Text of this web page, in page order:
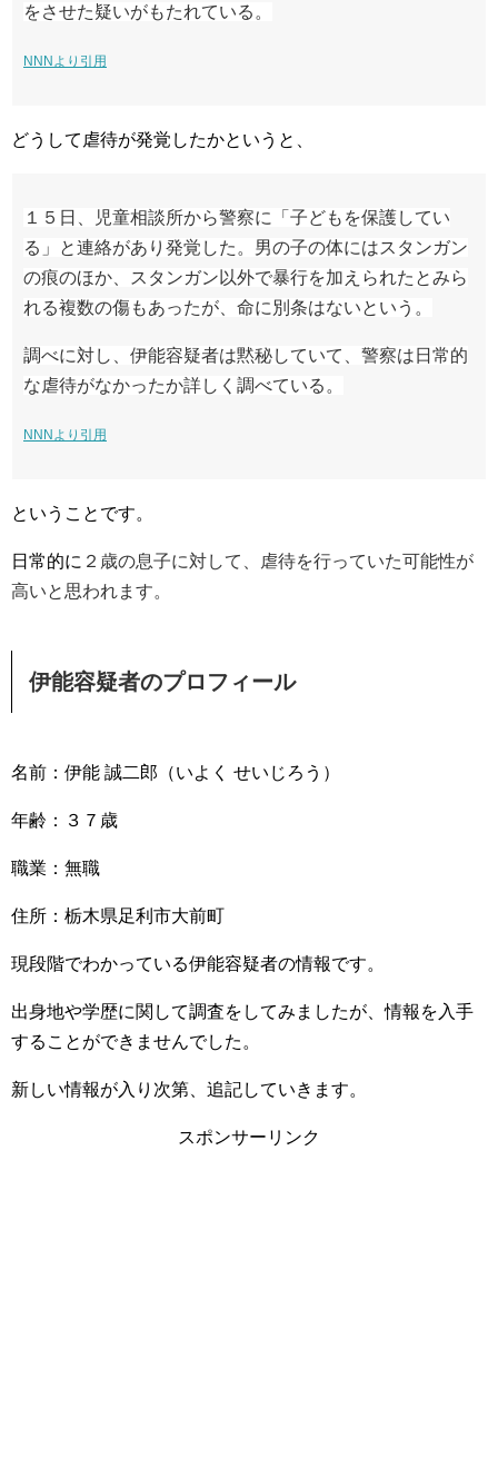
をさせた疑いがもたれている。
NNNより引用
どうして虐待が発覚したかというと、
１５日、児童相談所から警察に「子どもを保護してい
る」と連絡があり発覚した。男の子の体にはスタンガン
の痕のほか、スタンガン以外で暴行を加えられたとみら
れる複数の傷もあったが、命に別条はないという。
調べに対し、伊能容疑者は黙秘していて、警察は日常的
な虐待がなかったか詳しく調べている。
NNNより引用
ということです。
日常的に ２歳の息子に対して、虐待を行っていた可能性が
高いと思われます。
伊能容疑者のプロフィール
名前：伊能 誠二郎（いよく せいじろう）
年齢：３７歳
職業：無職
住所：栃木県足利市大前町
現段階でわかっている伊能容疑者の情報です。
出身地や学歴に関して調査をしてみましたが、情報を入手
することができませんでした。
新しい情報が入り次第、追記していきます。
スポンサーリンク